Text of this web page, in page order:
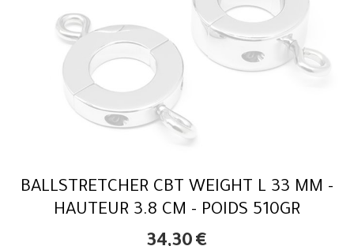
BALLSTRETCHER CBT WEIGHT L 33 MM -
HAUTEUR 3.8 CM - POIDS 510GR